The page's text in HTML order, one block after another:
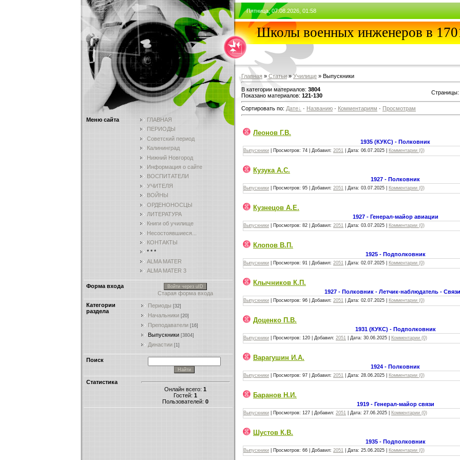
Меню сайта
ГЛАВНАЯ
ПЕРИОДЫ
Советский период
Калининград
Нижний Новгород
Информация о сайте
ВОСПИТАТЕЛИ
УЧИТЕЛЯ
ВОЙНЫ
ОРДЕНОНОСЦЫ
ЛИТЕРАТУРА
Книги об училище
Несостоявшиеся...
КОНТАКТЫ
* * *
ALMA MATER
ALMA MATER 3
Форма входа Войти через uID
Старая форма входа
Категории
раздела
Периоды [32]
Начальники [20]
Преподаватели [16]
Выпускники [3804]
Династии [1]
Поиск
Статистика
Онлайн всего: 1
Гостей: 1
Пользователей: 0
Пятница, 07.08.2026, 01:58
Школы военных инженеров в
Главная » Статьи »Училищe » Выпускники
В категории материалов: 3804
Показано материалов: 121-130 Страницы:
Сортировать по: Дате · Названию · Комментариям · Просмотрам
Леонов Г.В.
1935 (КУКС) - Полковник
Выпускники Просмотров: 74 Добавил: 2051 Дата: 06.07.2025 Комментарии (0)
Кузука А.С.
1927 - Полковник
Выпускники Просмотров: 95 Добавил: 2051 Дата: 03.07.2025 Комментарии (0)
Кузнецов А.Е.
1927 - Генерал-майор авиации
Выпускники Просмотров: 82 Добавил: 2051 Дата: 03.07.2025 Комментарии (0)
Клопов В.П.
1925 - Подполковник
Выпускники Просмотров: 91 Добавил: 2051 Дата: 02.07.2025 Комментарии (0)
Клычников К.П.
1927 - Полковник - Летчик-наблюдатель -
Выпускники Просмотров: 96 Добавил: 2051 Дата: 02.07.2025 Комментарии (0)
Доценко П.В.
1931 (КУКС) - Подполковник
Выпускники Просмотров: 120 Добавил: 2051 Дата: 30.06.2025 Комментарии (0)
Варагушин И.А.
1924 - Полковник
Выпускники Просмотров: 97 Добавил: 2051 Дата: 28.06.2025 Комментарии (0)
Баранов Н.И.
1919 - Генерал-майор связи
Выпускники Просмотров: 127 Добавил: 2051 Дата: 27.06.2025 Комментарии (0)
Шустов К.В.
1935 - Подполковник
Выпускники Просмотров: 66 Добавил: 2051 Дата: 25.06.2025 Комментарии (0)